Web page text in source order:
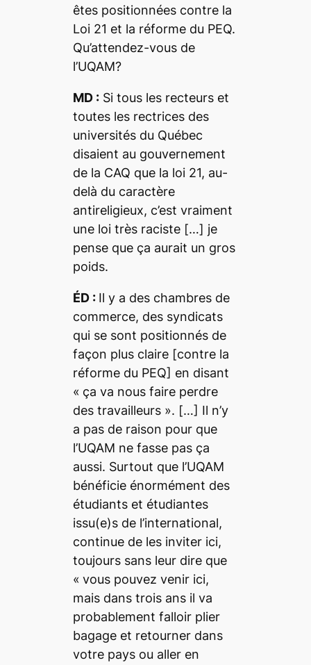
êtes positionnées contre la
Loi 21 et la réforme du PEQ.
Qu’attendez-vous de
l’UQAM?
MD :Si tous les recteurs et
toutes les rectrices des
universités du Québec
disaient au gouvernement
de la CAQ que la loi 21, au-
delà du caractère
antireligieux, c’est vraiment
une loi très raciste […] je
pense que ça aurait un gros
poids.
ÉD : Il y a des chambres de
commerce, des syndicats
qui se sont positionnés de
façon plus claire [contre la
réforme du PEQ] en disant
« ça va nous faire perdre
des travailleurs». […] Il n’y
a pas de raison pour que
l’UQAM ne fasse pas ça
aussi. Surtout que l’UQAM
bénéficie énormément des
étudiants et étudiantes
issu(e)s de l’international,
continue de les inviter ici,
toujours sans leur dire que
« vous pouvez venir ici,
mais dans trois ans il va
probablement falloir plier
bagage et retourner dans
votre pays ou aller en